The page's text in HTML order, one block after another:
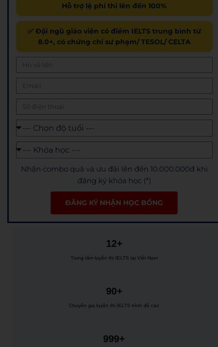
Hỗ trợ lệ phí thi lên đến 100%
✅ Đội ngũ giáo viên có điểm IELTS trung bình từ
8.0+, có chứng chỉ sư phạm/ TESOL/ CELTA
Nhận combo quà và ưu đãi lên đến 10.000.000đ khi
đăng ký khóa học (*)
ĐĂNG KÝ NHẬN HỌC BỔNG
12+
Trung tâm luyện thi IELTS tại Việt Nam
90+
Chuyên gia luyện thi IELTS trình độ cao
999+